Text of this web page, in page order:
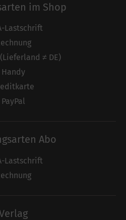
im Shop
Lastschrift
≠ DE)
Handy
PayPal
Abo
Lastschrift